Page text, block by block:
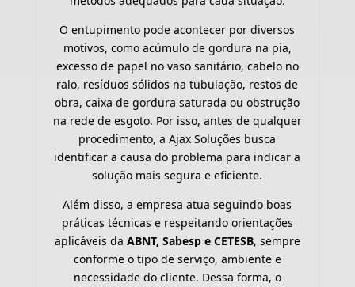
O entupimento pode acontecer por diversos
motivos, como acúmulo de gordura na pia,
excesso de papel no vaso sanitário, cabelo no
ralo, resíduos sólidos na tubulação, restos de
obra, caixa de gordura saturada ou obstrução
na rede de esgoto. Por isso, antes de qualquer
procedimento, a Ajax Soluções busca
identificar a causa do problema para indicar a
solução mais segura e eficiente.
Além disso, a empresa atua seguindo boas
práticas técnicas e respeitando orientações
aplicáveis da ABNT, Sabesp e CETESB, sempre
conforme o tipo de serviço, ambiente e
necessidade do cliente. Dessa forma, o